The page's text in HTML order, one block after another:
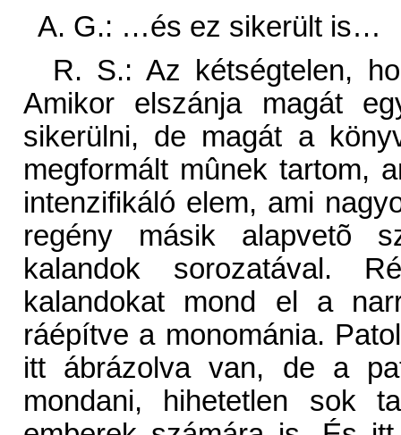
A. G.: …és ez sikerült is…
R. S.: Az kétségtelen,
Amikor elszánja magát
sikerülni, de magát a
megformált mûnek tartom,
intenzifikáló elem, ami
regény másik alapvetõ
kalandok sorozatával.
kalandokat mond el a
ráépítve a monománia.
itt ábrázolva van, de a
mondani, hihetetlen sok